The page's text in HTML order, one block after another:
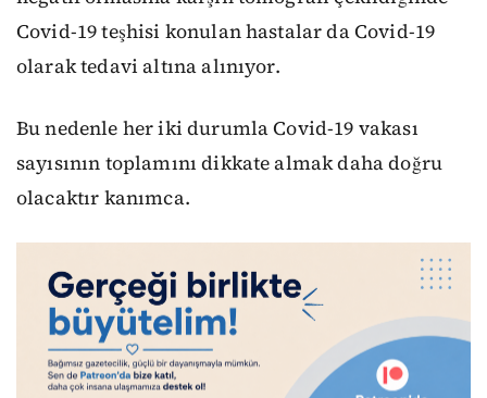
Covid-19 teşhisi konulan hastalar da Covid-19
olarak tedavi altına alınıyor.
Bu nedenle her iki durumla Covid-19 vakası
sayısının toplamını dikkate almak daha doğru
olacaktır kanımca.